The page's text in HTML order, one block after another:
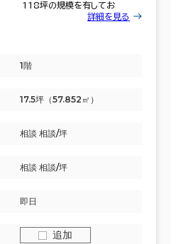
118坪の規模を有してお
詳細を見る
1階
17.5坪（57.852㎡）
相談 相談/坪
相談 相談/坪
即日
追加